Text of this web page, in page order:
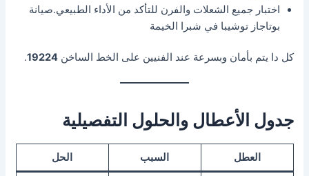
اختبار جميع الشعلات والفرن للتأكد من الأداء الطبيعي.صيانة
بوتاجاز توشيبا في شبرا الخيمة
كل دا يتم بأمان وبسرعة عند الفنيين على الخط الساخن19224
.
جدول الأعطال والحلول التفصيلية
العطل السبب الحل